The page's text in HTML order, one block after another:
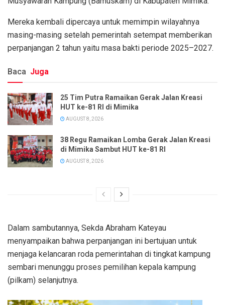
Mereka kembali dipercaya untuk memimpin wilayahnya
masing-masing setelah pemerintah setempat memberikan
perpanjangan 2 tahun yaitu masa bakti periode 2025–2027.
Baca Juga
25 Tim Putra Ramaikan Gerak Jalan Kreasi
HUT ke-81 RI di Mimika
AUGUST 8, 2026
38 Regu Ramaikan Lomba Gerak Jalan Kreasi
di Mimika Sambut HUT ke-81 RI
AUGUST 8, 2026
Dalam sambutannya, Sekda Abraham Kateyau
menyampaikan bahwa perpanjangan ini bertujuan untuk
menjaga kelancaran roda pemerintahan di tingkat kampung
sembari menunggu proses pemilihan kepala kampung
(pilkam) selanjutnya.